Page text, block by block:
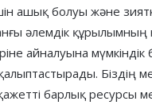
ашық болуы және
әлем­дік құрылымның
айналуына мүмкіндік
Біздің
барлық ресурсы